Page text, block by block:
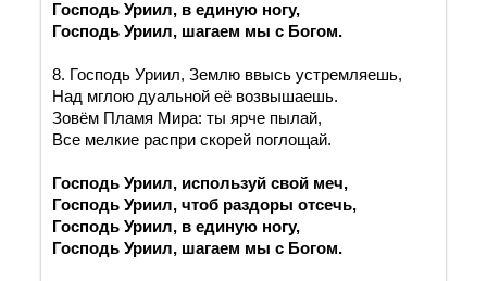
Господь Уриил, в единую ногу,
Господь Уриил, шагаем мы с Богом.
8. Господь Уриил, Землю ввысь устремляешь,
Над мглою дуальной её возвышаешь.
Зовём Пламя Мира: ты ярче пылай,
Все мелкие распри скорей поглощай.
Господь Уриил, используй свой меч,
Господь Уриил, чтоб раздоры отсечь,
Господь Уриил, в единую ногу,
Господь Уриил, шагаем мы с Богом.